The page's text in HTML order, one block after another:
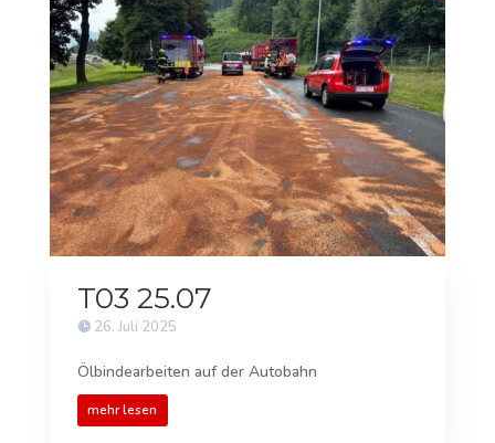
T03 25.07
26. Juli 2025
Ölbindearbeiten auf der Autobahn
mehr lesen